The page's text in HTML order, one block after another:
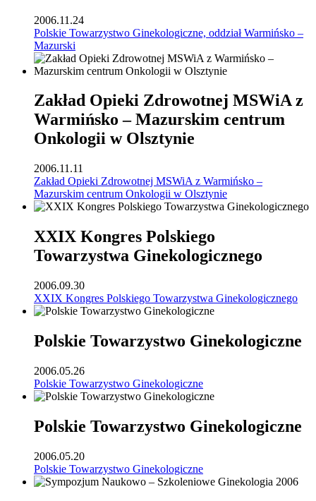
2006.11.24
Polskie Towarzystwo Ginekologiczne, oddział Warmińsko –
Mazurski
Zakład Opieki Zdrowotnej MSWiA z
Warmińsko – Mazurskim centrum
Onkologii w Olsztynie
2006.11.11
Zakład Opieki Zdrowotnej MSWiA z Warmińsko –
Mazurskim centrum Onkologii w Olsztynie
XXIX Kongres Polskiego
Towarzystwa Ginekologicznego
2006.09.30
XXIX Kongres Polskiego Towarzystwa Ginekologicznego
Polskie Towarzystwo Ginekologiczne
2006.05.26
Polskie Towarzystwo Ginekologiczne
Polskie Towarzystwo Ginekologiczne
2006.05.20
Polskie Towarzystwo Ginekologiczne